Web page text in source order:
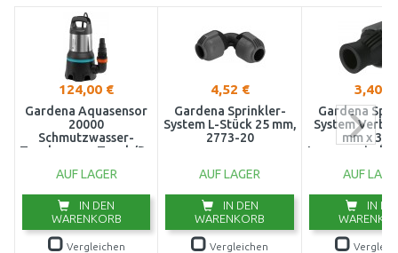
124,00 €
Gardena Aquasensor
20000
Schmutzwasser-
Tauchpumpe,Tauch/Druckpumpe
9044-20
AUF LAGER
IN DEN
WARENKORB
Vergleichen
4,52 €
Gardena Sprinkler-
System L-Stück 25 mm,
2773-20
AUF LAGER
IN DEN
WARENKORB
Vergleichen
3,40 €
Gardena
System
mm x 3/
Innengewinde
AUF
IN